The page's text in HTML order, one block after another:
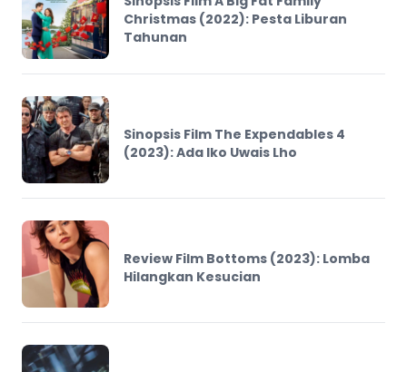
Christmas (2022): Pesta Liburan
Tahunan
Sinopsis Film The Expendables 4
(2023): Ada Iko Uwais Lho
Review Film Bottoms (2023): Lomba
Hilangkan Kesucian